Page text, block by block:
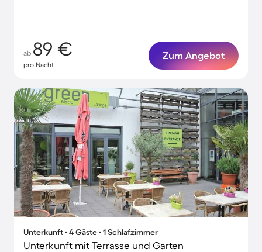
ab 89 €
pro Nacht
Zum Angebot
Unterkunft ∙ 4 Gäste ∙ 1 Schlafzimmer
Unterkunft mit Terrasse und Garten